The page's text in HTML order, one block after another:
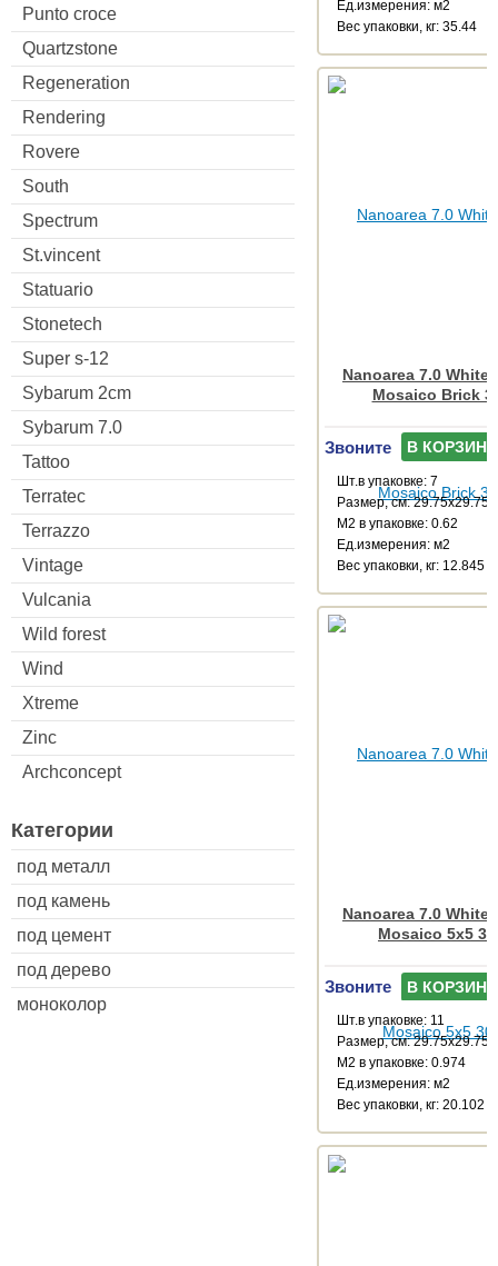
Punto croce
Quartzstone
Regeneration
Rendering
Rovere
South
Spectrum
St.vincent
Statuario
Stonetech
Super s-12
Sybarum 2cm
Sybarum 7.0
Tattoo
Terratec
Terrazzo
Vintage
Vulcania
Wild forest
Wind
Xtreme
Zinc
Archconcept
Категории
под металл
под камень
под цемент
под дерево
моноколор
Ед.измерения: м2
Веc упаковки, кг: 35.44
Nanoarea 7.0 White
Mosaico Brick
Звоните В КОРЗИНУ
Шт.в упаковке: 7
Размер, см: 29.75x29.75
М2 в упаковке: 0.62
Ед.измерения: м2
Веc упаковки, кг: 12.845
Nanoarea 7.0 White
Mosaico 5x5
Звоните В КОРЗИНУ
Шт.в упаковке: 11
Размер, см: 29.75x29.75
М2 в упаковке: 0.974
Ед.измерения: м2
Веc упаковки, кг: 20.102